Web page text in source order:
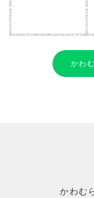
かわ
かわむ